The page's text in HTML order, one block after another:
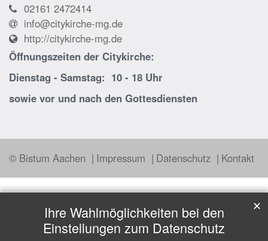
02161 2472414
info@citykirche-mg.de
http://citykirche-mg.de
Öffnungszeiten der Citykirche:
Dienstag - Samstag: 10 - 18 Uhr
sowie vor und nach den Gottesdiensten
© Bistum Aachen Impressum Datenschutz Kontakt
Ihre Wahlmöglichkeiten bei den
Einstellungen zum Datenschutz
✕